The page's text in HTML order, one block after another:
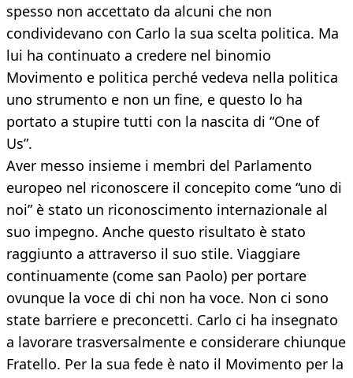
spesso non accettato da alcuni che non
condividevano con Carlo la sua scelta politica. Ma
lui ha continuato a credere nel binomio
Movimento e politica perché vedeva nella politica
uno strumento e non un fine, e questo lo ha
portato a stupire tutti con la nascita di “One of
Us”.
Aver messo insieme i membri del Parlamento
europeo nel riconoscere il concepito come “uno di
noi” è stato un riconoscimento internazionale al
suo impegno. Anche questo risultato è stato
raggiunto a attraverso il suo stile. Viaggiare
continuamente (come san Paolo) per portare
ovunque la voce di chi non ha voce. Non ci sono
state barriere e preconcetti. Carlo ci ha insegnato
a lavorare trasversalmente e considerare chiunque
Fratello. Per la sua fede è nato il Movimento per la